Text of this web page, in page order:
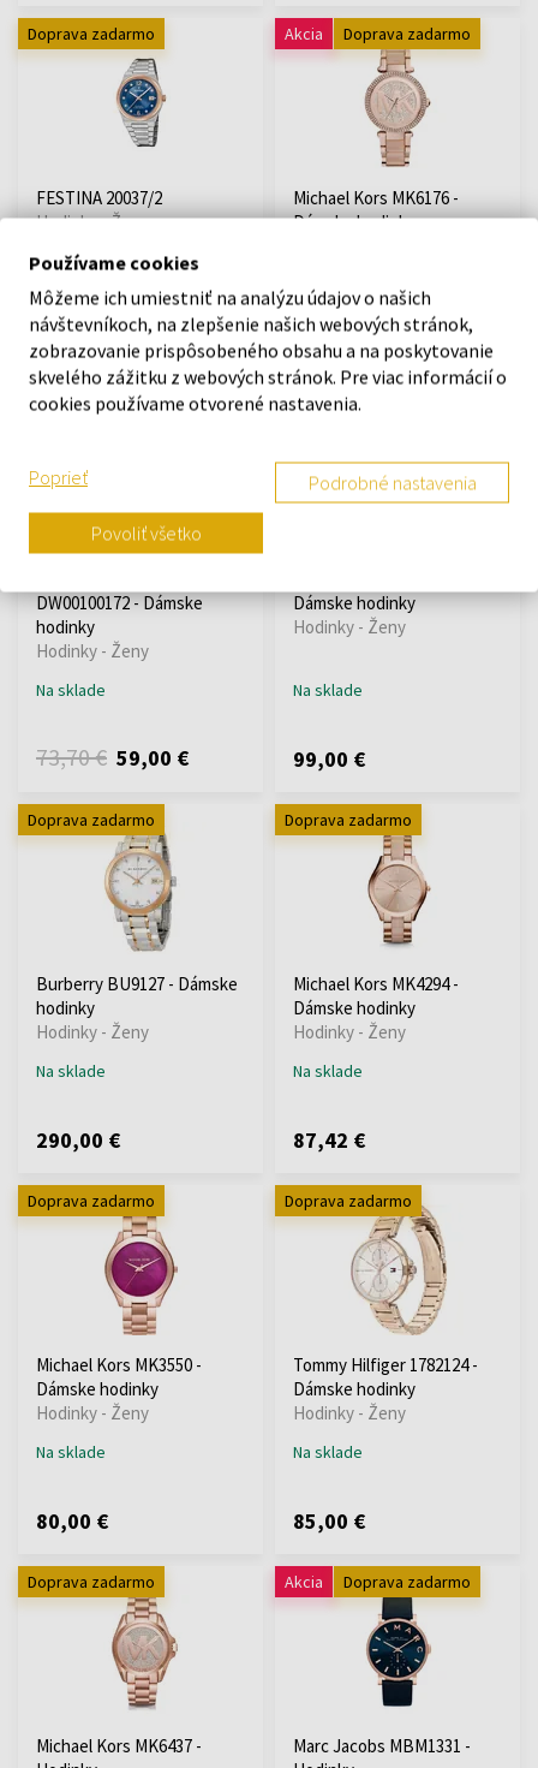
Doprava zadarmo
FESTINA 20037/2
Hodinky - Ženy
Na sklade
265,00 €
Akcia Doprava zadarmo
Michael Kors MK6176 -
Dámske hodinky
Na sklade
129,00 € 99,00 €
Akcia
DW00100172 - Dámske
hodinky
Hodinky - Ženy
Na sklade
73,70 € 59,00 €
Doprava zadarmo
Dámske hodinky
Hodinky - Ženy
Na sklade
99,00 €
Doprava zadarmo
Burberry BU9127 - Dámske
hodinky
Hodinky - Ženy
Na sklade
290,00 €
Doprava zadarmo
Michael Kors MK4294 -
Dámske hodinky
Hodinky - Ženy
Na sklade
87,42 €
Doprava zadarmo
Michael Kors MK3550 -
Dámske hodinky
Hodinky - Ženy
Na sklade
80,00 €
Doprava zadarmo
Tommy Hilfiger 1782124 -
Dámske hodinky
Hodinky - Ženy
Na sklade
85,00 €
Doprava zadarmo
Michael Kors MK6437 -
Akcia Doprava zadarmo
Marc Jacobs MBM1331 -
Používame cookies
Môžeme ich umiestniť na analýzu údajov o našich
návštevníkoch, na zlepšenie našich webových stránok,
zobrazovanie prispôsobeného obsahu a na poskytovanie
skvelého zážitku z webových stránok. Pre viac informácií o
cookies používame otvorené nastavenia.
Poprieť Podrobné nastavenia
Povoliť všetko